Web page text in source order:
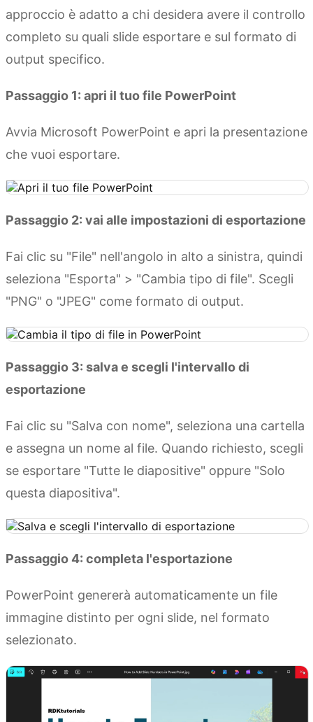
approccio è adatto a chi desidera avere il controllo
completo su quali slide esportare e sul formato di
output specifico.
Passaggio 1: apri il tuo file PowerPoint
Avvia Microsoft PowerPoint e apri la presentazione
che vuoi esportare.
Passaggio 2: vai alle impostazioni di esportazione
Fai clic su "File" nell'angolo in alto a sinistra, quindi
seleziona "Esporta" > "Cambia tipo di file". Scegli
"PNG" o "JPEG" come formato di output.
Passaggio 3: salva e scegli l'intervallo di
esportazione
Fai clic su "Salva con nome", seleziona una cartella
e assegna un nome al file. Quando richiesto, scegli
se esportare "Tutte le diapositive" oppure "Solo
questa diapositiva".
Passaggio 4: completa l'esportazione
PowerPoint genererà automaticamente un file
immagine distinto per ogni slide, nel formato
selezionato.